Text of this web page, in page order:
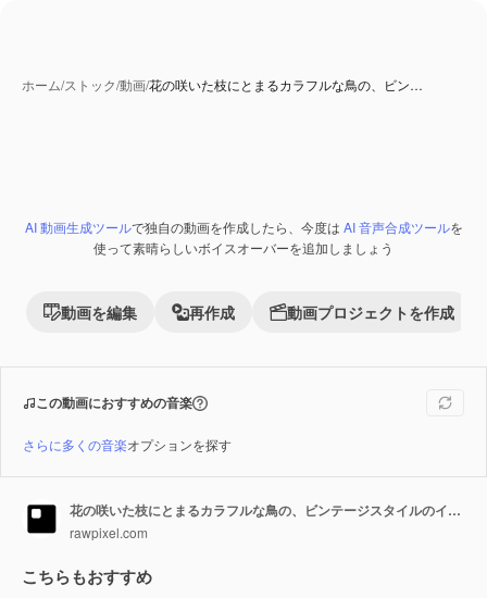
ホーム/ストック/動画/花の咲いた枝にとまるカラフルな鳥の、ビン…
PremiumAI 生成コンテンツ
AI 動画生成ツールで独自の動画を作成したら、今度は AI 音声合成ツールを
使って素晴らしいボイスオーバーを追加しましょう
動画を編集 再作成 動画プロジェクトを作成
この動画におすすめの音楽
さらに多くの音楽オプションを探す
花の咲いた枝にとまるカラフルな鳥の、ビンテージスタイルのイラスト
rawpixel.com
こちらもおすすめ